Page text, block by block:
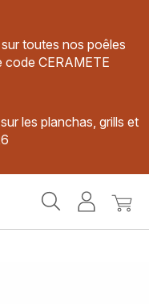
toutes nos poêles
code CERAMETE
les planchas, grills et
MonMon